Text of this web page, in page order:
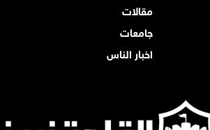
مقالات
جامعات
اخبار الناس